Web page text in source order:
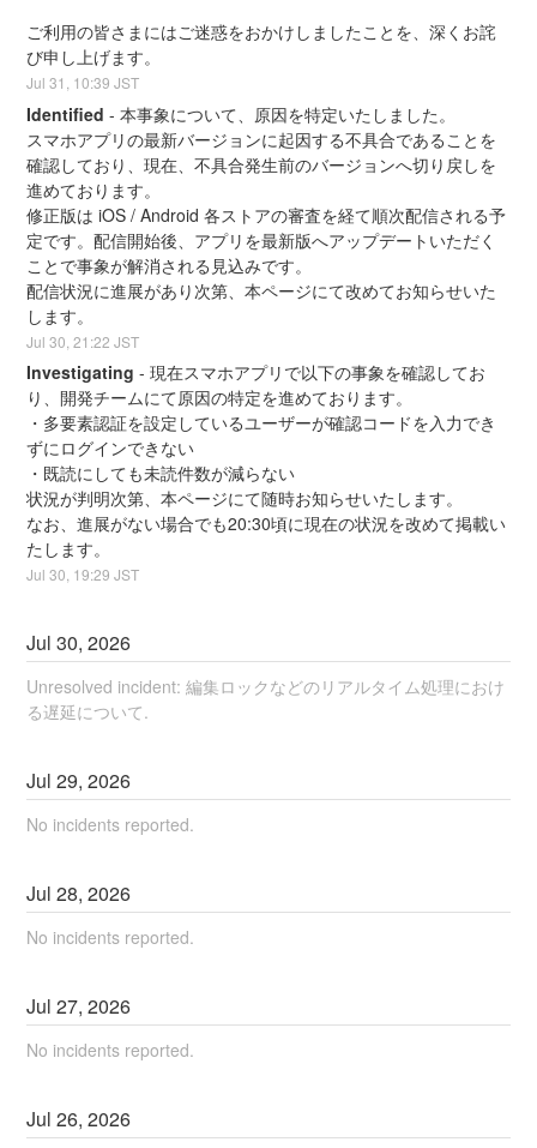
ご利用の皆さまにはご迷惑をおかけしましたことを、深くお詫
び申し上げます。
Jul31 10:39 JST
Identified -本事象について、原因を特定いたしました。
スマホアプリの最新バージョンに起因する不具合であることを
確認しており、現在、不具合発生前のバージョンへ切り戻しを
進めております。
修正版は iOS / Android 各ストアの審査を経て順次配信される予
定です。配信開始後、アプリを最新版へアップデートいただく
ことで事象が解消される見込みです。
配信状況に進展があり次第、本ページにて改めてお知らせいた
します。
Jul30 ,21:22 JST
Investigating -現在スマホアプリで以下の事象を確認してお
り、開発チームにて原因の特定を進めております。
・多要素認証を設定しているユーザーが確認コードを入力でき
ずにログインできない
・既読にしても未読件数が減らない
状況が判明次第、本ページにて随時お知らせいたします。
なお、進展がない場合でも20:30頃に現在の状況を改めて掲載い
たします。
Jul30 19:29 JST
Jul30,2026
Unresolved incident: 編集ロックなどのリアルタイム処理におけ
る遅延について.
Jul29,2026
No incidents reported.
Jul28,2026
No incidents reported.
Jul27,2026
No incidents reported.
Jul26,2026